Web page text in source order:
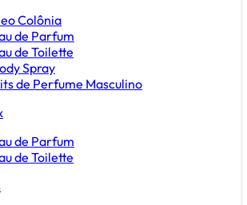
Colônia
de Parfum
de Toilette
Spray
de Perfume Masculino
de Parfum
de Toilette